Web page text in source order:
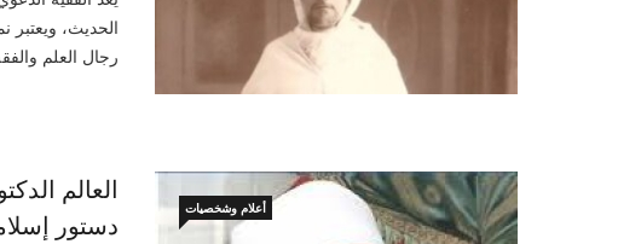
الحديث، ويعتبر
رجال العلم
أعلام وشخصيات
العالم
دستور